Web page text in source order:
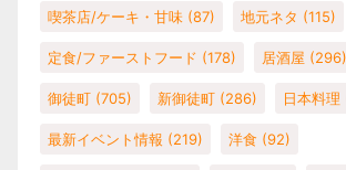
喫茶店/ケーキ・甘味 (87) 地元ネタ (115)
定食/ファーストフード (178) 居酒屋 (296)
御徒町 (705) 新御徒町 (286) 日本料理
最新イベント情報 (219) 洋食 (92)